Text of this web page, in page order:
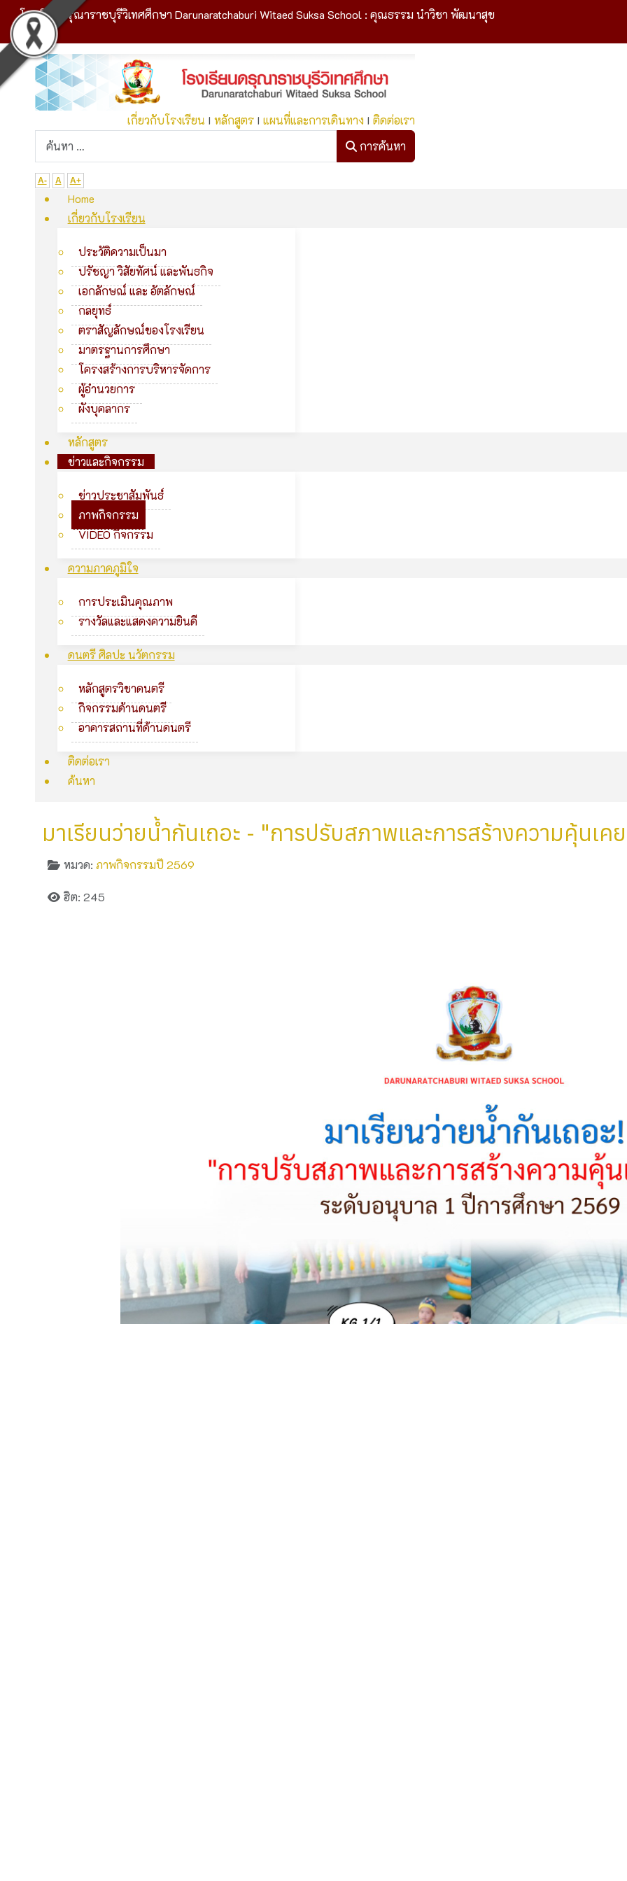
โรงเรียนดรุณาราชบุรีวิเทศศึกษา Darunaratchaburi Witaed Suksa School : คุณธรรม นำวิชา พัฒนาสุข
เกี่ยวกับโรงเรียน Iหลักสูตร Iแผนที่และการเดินทาง Iติดต่อเรา
การค้นหา
A- A A+
Home
เกี่ยวกับโรงเรียน
ประวัติความเป็นมา
ปรัชญา วิสัยทัศน์ และพันธกิจ
เอกลักษณ์ และ อัตลักษณ์
กลยุทธ์
ตราสัญลักษณ์ของโรงเรียน
มาตรฐานการศึกษา
โครงสร้างการบริหารจัดการ
ผู้อำนวยการ
ผังบุคลากร
หลักสูตร
ข่าวและกิจกรรม
ข่าวประชาสัมพันธ์
ภาพกิจกรรม
VIDEO กิจกรรม
ความภาคภูมิใจ
การประเมินคุณภาพ
รางวัลและแสดงความยินดี
ดนตรี ศิลปะ นวัตกรรม
หลักสูตรวิชาดนตรี
กิจกรรมด้านดนตรี
อาคารสถานที่ด้านดนตรี
ติดต่อเรา
ค้นหา
มาเรียนว่ายน้ำกันเถอะ - "การปรับสภาพและการสร้างความคุ้นเค
หมวด:ภาพกิจกรรมปี 2569
ฮิต: 245